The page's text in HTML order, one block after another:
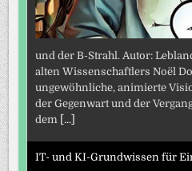
und der B-Strahl. Autor:
alten Wissenschaftlers Noël
ungewöhnliche, animierte
der Gegenwart und der
dem [...]
IT- und KI-Grundwissen für